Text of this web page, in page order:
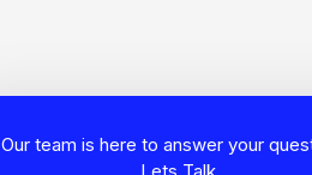
Our team is here to answer your